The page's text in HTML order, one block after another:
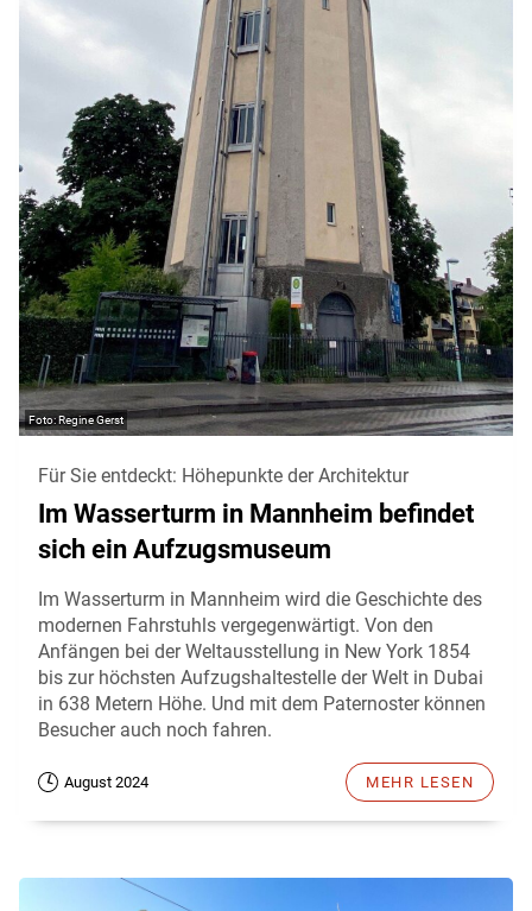
Regine Gerst
Für Sie entdeckt: Höhepunkte der Architektur
Im Wasserturm in Mannheim befindet
sich ein Aufzugsmuseum
Im Wasserturm in Mannheim wird die Geschichte des
modernen Fahrstuhls vergegenwärtigt. Von den
Anfängen bei der Weltausstellung in New York 1854
bis zur höchsten Aufzugshaltestelle der Welt in Dubai
in 638 Metern Höhe. Und mit dem Paternoster können
Besucher auch noch fahren.
August 2024 MEHR LESEN